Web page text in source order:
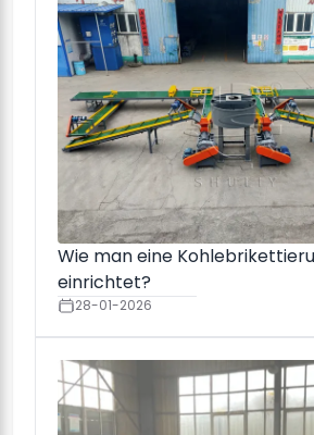
Wie man eine
einrichtet?
28-01-2026